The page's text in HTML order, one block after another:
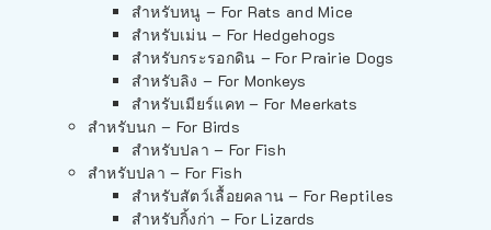
สำหรับหนู – For Rats and Mice
สำหรับเม่น – For Hedgehogs
สำหรับกระรอกดิน – For Prairie Dogs
สำหรับลิง – For Monkeys
สำหรับเมียร์แคท – For Meerkats
สำหรับนก – For Birds
สำหรับปลา – For Fish
สำหรับปลา – For Fish
สำหรับสัตว์เลื้อยคลาน – For Reptiles
สำหรับกิ้งก่า – For Lizards